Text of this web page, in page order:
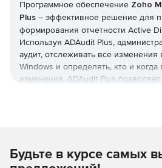
Программное обеспечение Zoho
Plus – эффективное решение для
формирования отчетности Active
Используя ADAudit Plus,
аудит, отслеживать все
Windows и определять, кто и
изменения. ADAudit Plus
пользователям и могут
PDF и CSV форматы с
Будьте в курсе самых